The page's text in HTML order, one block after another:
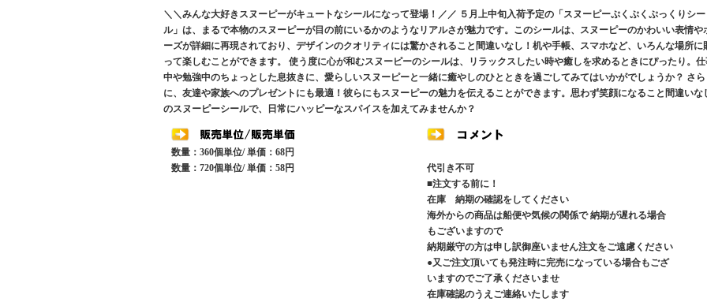
＼＼みんな大好きスヌーピーがキュートなシールになって登場！／／ ５月上中旬入荷予定の「スヌーピーぷくぷくぷっくりシー
ル」は、まるで本物のスヌーピーが目の前にいるかのようなリアルさが魅力です。このシールは、スヌーピーのかわいい表情や
ーズが詳細に再現されており、デザインのクオリティには驚かされること間違いなし！机や手帳、スマホなど、いろんな場所に
って楽しむことができます。 使う度に心が和むスヌーピーのシールは、リラックスしたい時や癒しを求めるときにぴったり。
中や勉強中のちょっとした息抜きに、愛らしいスヌーピーと一緒に癒やしのひとときを過ごしてみてはいかがでしょうか？ さら
に、友達や家族へのプレゼントにも最適！彼らにもスヌーピーの魅力を伝えることができます。思わず笑顔になること間違いな
のスヌーピーシールで、日常にハッピーなスパイスを加えてみませんか？
数量：360個単位/ 単価：68円
数量：720個単位/ 単価：58円
代引き不可
■注文する前に！
在庫 納期の確認をしてください
海外からの商品は船便や気候の関係で 納期が遅れる場合
もございますので
納期厳守の方は申し訳御座いません注文をご遠慮ください
●又ご注文頂いても発注時に完売になっている場合もござ
いますのでご了承くださいませ
在庫確認のうえご連絡いたします